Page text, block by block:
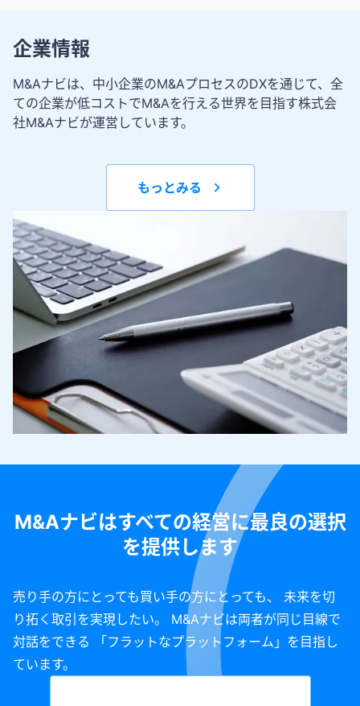
企業情報
M&Aナビは、中小企業のM&AプロセスのDXを通じて、全
ての企業が低コストでM&Aを行える世界を目指す株式会
社M&Aナビが運営しています。
もっとみる
M&Aナビはすべての経営に最良の選択
を提供します
売り手の方にとっても買い手の方にとっても、 未来を切
り拓く取引を実現したい。 M&Aナビは両者が同じ目線で
対話をできる 「フラットなプラットフォーム」を目指し
ています。